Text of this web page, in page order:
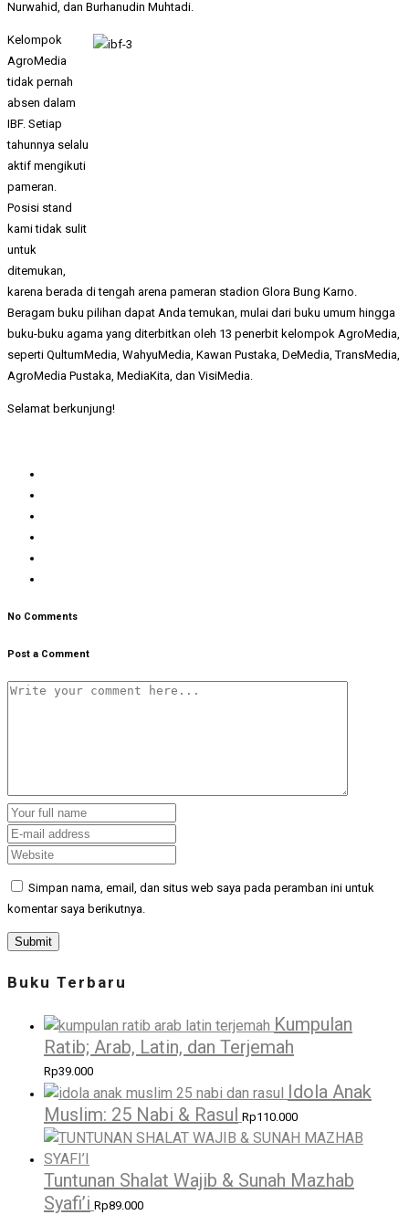
Nurwahid, dan Burhanudin Muhtadi.
Kelompok
AgroMedia
tidak pernah
absen dalam
IBF. Setiap
tahunnya selalu
aktif mengikuti
pameran.
Posisi stand
kami tidak sulit
untuk
ditemukan,
karena berada di tengah arena pameran stadion Glora Bung Karno.
Beragam buku pilihan dapat Anda temukan, mulai dari buku umum hingga
buku-buku agama yang diterbitkan oleh 13 penerbit kelompok AgroMedia,
seperti QultumMedia, WahyuMedia, Kawan Pustaka, DeMedia, TransMedia,
AgroMedia Pustaka, MediaKita, dan VisiMedia.
Selamat berkunjung!
No Comments
Post a Comment
Simpan nama, email, dan situs web saya pada peramban ini untuk
komentar saya berikutnya.
Buku Terbaru
Kumpulan
Ratib; Arab, Latin, dan Terjemah
Rp39.000
Idola Anak
Muslim: 25 Nabi & Rasul Rp110.000
Tuntunan Shalat Wajib & Sunah Mazhab
Syafi’i Rp89.000